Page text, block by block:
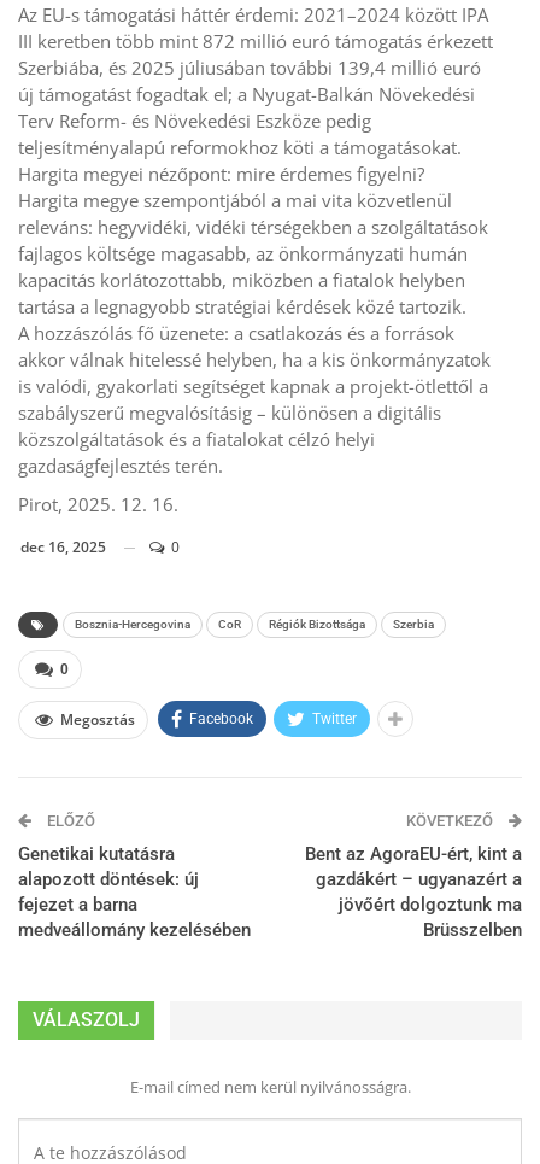
Az EU-s támogatási háttér érdemi: 2021–2024 között IPA
III keretben több mint 872 millió euró támogatás érkezett
Szerbiába, és 2025 júliusában további 139,4 millió euró
új támogatást fogadtak el; a Nyugat-Balkán Növekedési
Terv Reform- és Növekedési Eszköze pedig
teljesítményalapú reformokhoz köti a támogatásokat.
Hargita megyei nézőpont: mire érdemes figyelni?
Hargita megye szempontjából a mai vita közvetlenül
releváns: hegyvidéki, vidéki térségekben a szolgáltatások
fajlagos költsége magasabb, az önkormányzati humán
kapacitás korlátozottabb, miközben a fiatalok helyben
tartása a legnagyobb stratégiai kérdések közé tartozik.
A hozzászólás fő üzenete: a csatlakozás és a források
akkor válnak hitelessé helyben, ha a kis önkormányzatok
is valódi, gyakorlati segítséget kapnak a projekt-ötlettől a
szabályszerű megvalósításig – különösen a digitális
közszolgáltatások és a fiatalokat célzó helyi
gazdaságfejlesztés terén.
Pirot, 2025. 12. 16.
dec 16, 2025 0
Bosznia-Hercegovina CoR Régiók Bizottsága Szerbia
0
Megosztás Facebook Twitter
ELŐZŐ
Genetikai kutatásra
alapozott döntések: új
fejezet a barna
medveállomány kezelésében
KÖVETKEZŐ
Bent az AgoraEU-ért, kint a
gazdákért – ugyanazért a
jövőért dolgoztunk ma
Brüsszelben
VÁLASZOLJ
E-mail címed nem kerül nyilvánosságra.